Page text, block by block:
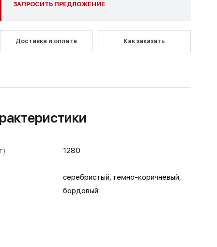
ЗАПРОСИТЬ ПРЕДЛОЖЕНИЕ
Доставка и оплата Как заказать
1280
серебристый, темно-коричневый,
бордовый